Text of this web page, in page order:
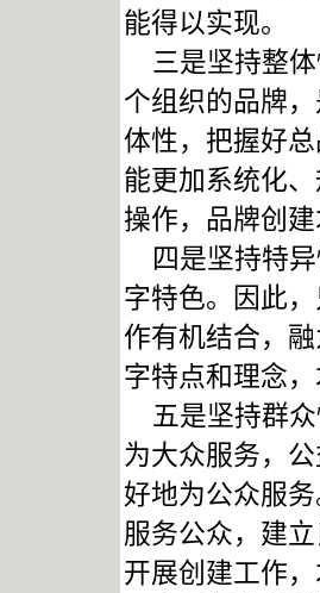
能得以实现。
三是坚持整体
个组织的品牌
体性，把握好
能更加系统化
操作，品牌创建
四是坚持特异
字特色。因此
作有机结合，
字特点和理念
五是坚持群众
为大众服务，
好地为公众服
服务公众，建
开展创建工作